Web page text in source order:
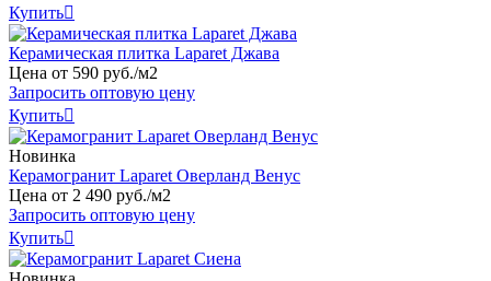
Купить
Керамическая плитка Laparet Джава
Цена от 590 руб./м2
Запросить оптовую цену
Купить
Новинка
Керамогранит Laparet Оверланд Венус
Цена от 2 490 руб./м2
Запросить оптовую цену
Купить